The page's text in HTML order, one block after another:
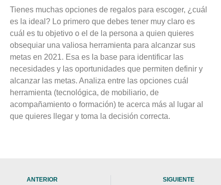
Tienes muchas opciones de regalos para escoger, ¿cuál
es la ideal? Lo primero que debes tener muy claro es
cuál es tu objetivo o el de la persona a quien quieres
obsequiar una valiosa herramienta para alcanzar sus
metas en 2021. Esa es la base para identificar las
necesidades y las oportunidades que permiten definir y
alcanzar las metas. Analiza entre las opciones cuál
herramienta (tecnológica, de mobiliario, de
acompañamiento o formación) te acerca más al lugar al
que quieres llegar y toma la decisión correcta.
ANTERIOR SIGUIENTE